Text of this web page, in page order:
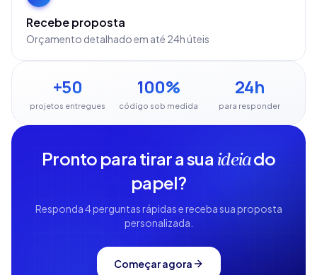
Recebe proposta
Orçamento detalhado em até 24h úteis
+50
projetos entregues
100%
código sob medida
24h
para responder
Pronto para tirar a sua ideiado
papel?
Responda 4 perguntas rápidas e receba sua proposta
personalizada.
Começar agora